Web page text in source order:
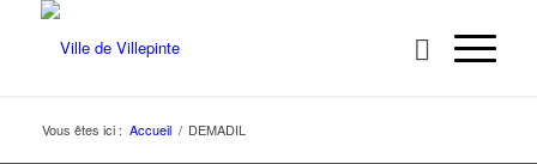
Vous êtes ici : Accueil / DEMADIL